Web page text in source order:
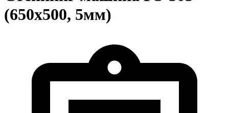
(650x500, 5мм)